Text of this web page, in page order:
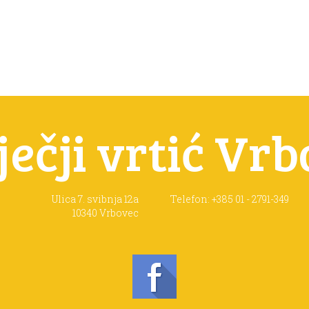
vrtić
Telefon: +385 01 - 2791-349
Ulica 7. svibnja 12a
10340 Vrbovec